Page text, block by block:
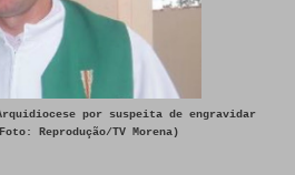
por suspeita de engravidar
Reprodução/TV Morena)